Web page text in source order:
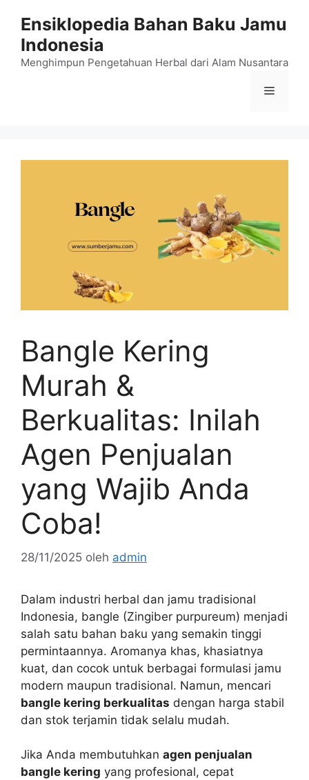
Ensiklopedia Bahan Baku Jamu
Indonesia
Menghimpun Pengetahuan Herbal dari Alam Nusantara
Menu
Bangle Kering
Murah &
Berkualitas: Inilah
Agen Penjualan
yang Wajib Anda
Coba!
28/11/2025 oleh admin
Dalam industri herbal dan jamu tradisional
Indonesia, bangle (Zingiber purpureum) menjadi
salah satu bahan baku yang semakin tinggi
permintaannya. Aromanya khas, khasiatnya
kuat, dan cocok untuk berbagai formulasi jamu
modern maupun tradisional. Namun, mencari
bangle kering berkualitas dengan harga stabil
dan stok terjamin tidak selalu mudah.
Jika Anda membutuhkan agen penjualan
bangle kering yang profesional, cepat